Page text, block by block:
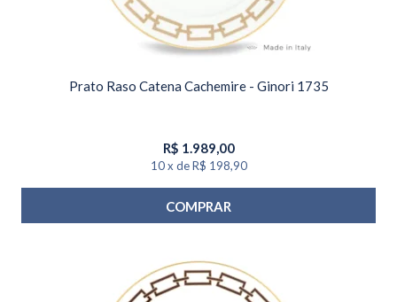
Prato Raso Catena Cachemire - Ginori 1735
R$ 1.989,00
10 x de R$ 198,90
COMPRAR